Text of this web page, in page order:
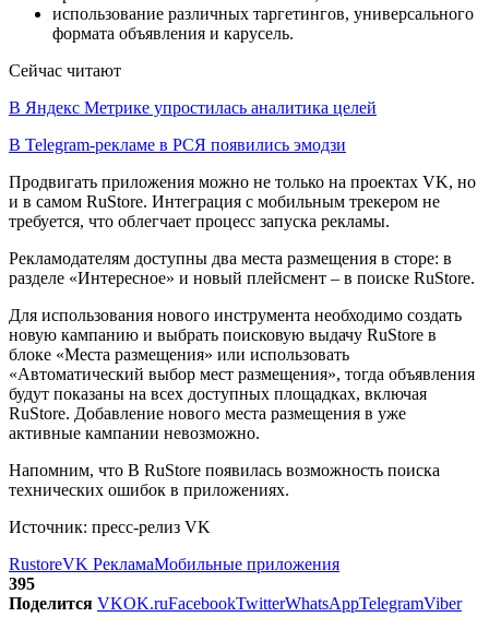
использование различных таргетингов, универсального
формата объявления и карусель.
Сейчас читают
В Яндекс Метрике упростилась аналитика целей
В Telegram-рекламе в РСЯ появились эмодзи
Продвигать приложения можно не только на проектах VK, но
и в самом RuStore. Интеграция с мобильным трекером не
требуется, что облегчает процесс запуска рекламы.
Рекламодателям доступны два места размещения в сторе: в
разделе «Интересное» и новый плейсмент – в поиске RuStore.
Для использования нового инструмента необходимо создать
новую кампанию и выбрать поисковую выдачу RuStore в
блоке «Места размещения» или использовать
«Автоматический выбор мест размещения», тогда объявления
будут показаны на всех доступных площадках, включая
RuStore. Добавление нового места размещения в уже
активные кампании невозможно.
Напомним, что В RuStore появилась возможность поиска
технических ошибок в приложениях.
Источник: пресс-релиз VK
RustoreVK РекламаМобильные приложения
395
Поделится VKOK.ruFacebookTwitterWhatsAppTelegramViber